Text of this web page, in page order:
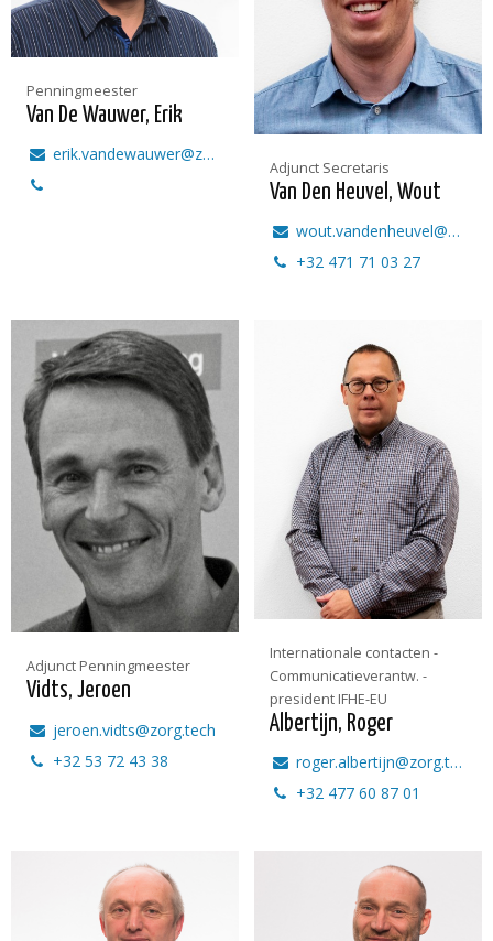
Penningmeester
Van De Wauwer, Erik
erik.vandewauwer@zorg.tech
Adjunct Secretaris
Van Den Heuvel, Wout
wout.vandenheuvel@zorg.tech
+32 471 71 03 27
Adjunct Penningmeester
Vidts, Jeroen
jeroen.vidts@zorg.tech
+32 53 72 43 38
Internationale contacten -
Communicatieverantw. -
president IFHE-EU
Albertijn, Roger
roger.albertijn@zorg.tech
+32 477 60 87 01